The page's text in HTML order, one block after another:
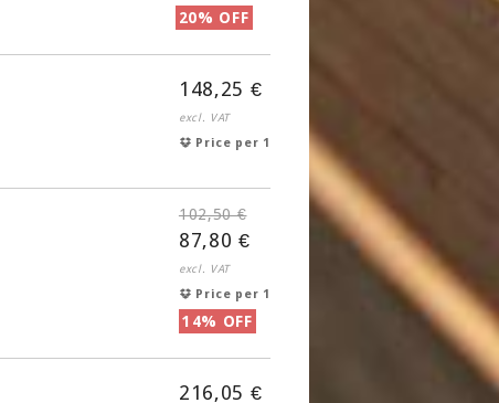
20% OFF
148,25 €
excl. VAT
Price per 1
102,50 €
87,80 €
excl. VAT
Price per 1
14% OFF
216,05 €